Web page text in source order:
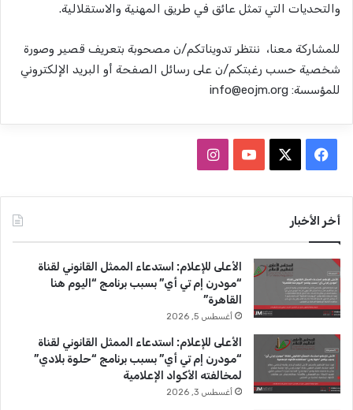
والتحديات التي تمثل عائق في طريق المهنية والاستقلالية.
للمشاركة معنا، ننتظر تدويناتكم/ن مصحوبة بتعريف قصير وصورة
شخصية حسب رغبتكم/ن على رسائل الصفحة أو البريد الإلكتروني
للمؤسسة: info@eojm.org
س
و
ك
T
u
b
e
ق
ا
م
أخر الأخبار
الأعلى للإعلام: استدعاء الممثل القانوني لقناة
“مودرن إم تي أي” بسبب برنامج “اليوم هنا
القاهرة”
أغسطس 5, 2026
الأعلى للإعلام: استدعاء الممثل القانوني لقناة
“مودرن إم تي أي” بسبب برنامج “حلوة بلادي”
لمخالفته الأكواد الإعلامية
أغسطس 3, 2026